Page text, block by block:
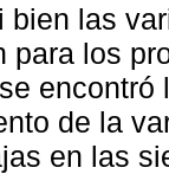
bien las
para los
encontró
de la
en las